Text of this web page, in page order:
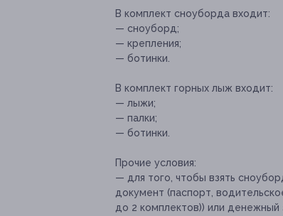
В комплект сноуборда входит:
— сноуборд;
— крепления;
— ботинки.
В комплект горных лыж входит:
— лыжи;
— палки;
— ботинки.
Прочие условия:
— для того, чтобы взять
документ (паспорт,
до 2 комплектов)) или денежный